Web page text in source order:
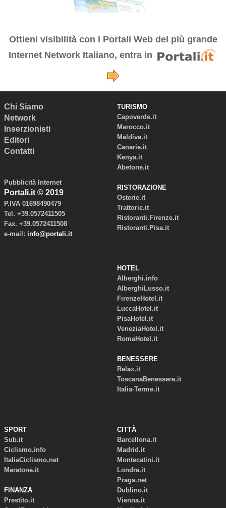
Ottieni visibilità con i Portali Web del più grande
Internet Network Italiano, entra in
Chi Siamo
Network
Inserzionisti
Editori
Contatti
Pubblicità Internet
Portali.it © 2019
P.IVA 01698490479
Tel. +39.0572411505
Fax. +39.0572411508
e-mail: info@portali.it
TURISMO
Capoverde.it
Marocco.it
Maldive.it
Canarie.it
Kenya.it
Abetone.it
RISTORAZIONE
Osterie.it
Trattorie.it
Ristoranti.Firenze.it
Ristoranti.Pisa.it
HOTEL
Alberghi.info
AlberghiLusso.it
FirenzeHotel.it
LuccaHotel.it
PisaHotel.it
VeneziaHotel.it
RomaHotel.it
BENESSERE
Relax.it
ToscanaBenessere.it
Italia-Terme.it
SPORT
Sub.it
Ciclismo.info
ItaliaCiclismo.net
Maratone.it
FINANZA
Prestito.it
CITTÀ
Barcellona.it
Madrid.it
Montecatini.it
Londra.it
Praga.net
Dublino.it
Vienna.it